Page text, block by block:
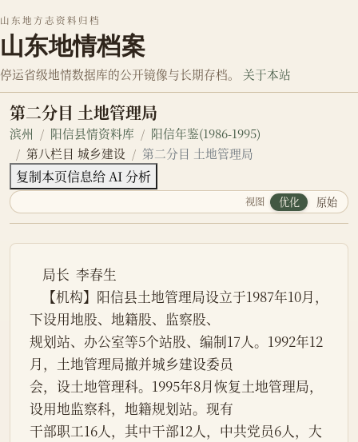
山东地方志资料归档
山东地情档案
停运省级地情数据库的公开镜像与长期存档。 关于本站
第二分目 土地管理局
滨州 阳信县情资料库
阳信年鉴(1986-1995)
第八栏目 城乡建设
第二分目 土地管理局
复制本页信息给 AI 分析
视图 优化 原始
下设用地股、地籍股、监察股、
规划站、办公室等5个站股、编制17人。1992年12
月，土地管理局撤并城乡建设委员
会，设土地管理科。1995年8月恢复土地管理局，
设用地监察科，地籍规划站。现有
干部职工16人，其中干部12人，中共党员6人，大